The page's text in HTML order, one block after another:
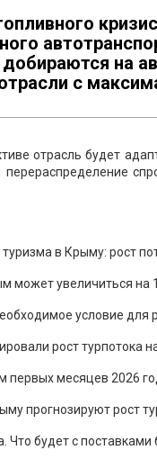
добираются на
с
отрасль будет
в Крыму: рост
может увеличиться на
условие для
рост турпотока
первых месяцев 2026
прогнозируют рост
будет с поставками